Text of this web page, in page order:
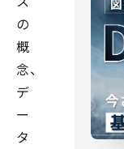
の
概
念、
デ
ー
タ